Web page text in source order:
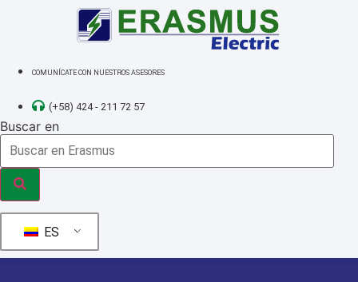
COMUNÍCATE CON NUESTROS ASESORES
(+58) 424 - 211 72 57
Buscar en
ES